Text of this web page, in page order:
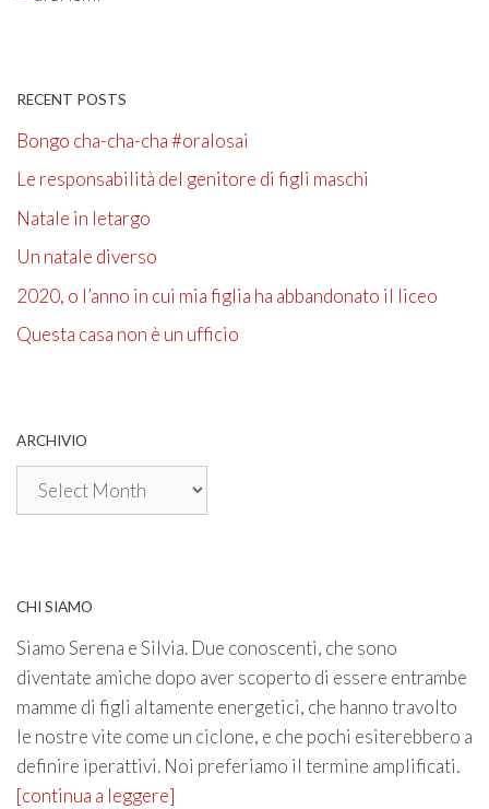
RECENT POSTS
Bongo cha-cha-cha #oralosai
Le responsabilità del genitore di figli maschi
Natale in letargo
Un natale diverso
2020, o l’anno in cui mia figlia ha abbandonato il liceo
Questa casa non è un ufficio
ARCHIVIO
Archivio
CHI SIAMO
Siamo Serena e Silvia. Due conoscenti, che sono
diventate amiche dopo aver scoperto di essere entrambe
mamme di figli altamente energetici, che hanno travolto
le nostre vite come un ciclone, e che pochi esiterebbero a
definire iperattivi. Noi preferiamo il termine amplificati.
[continua a leggere]